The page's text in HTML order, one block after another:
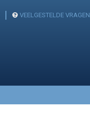
VEELGESTELDE VRAGEN